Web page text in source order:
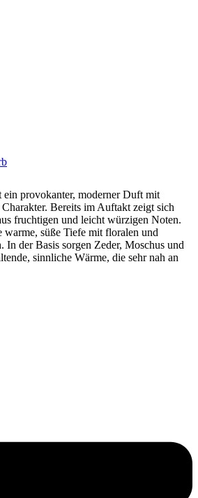
provokanter, moderner Duft mit
Bereits im Auftakt zeigt sich
fruchtigen und leicht würzigen Noten.
süße Tiefe mit floralen und
In der Basis sorgen Zeder, Moschus und
sinnliche Wärme, die sehr nah an